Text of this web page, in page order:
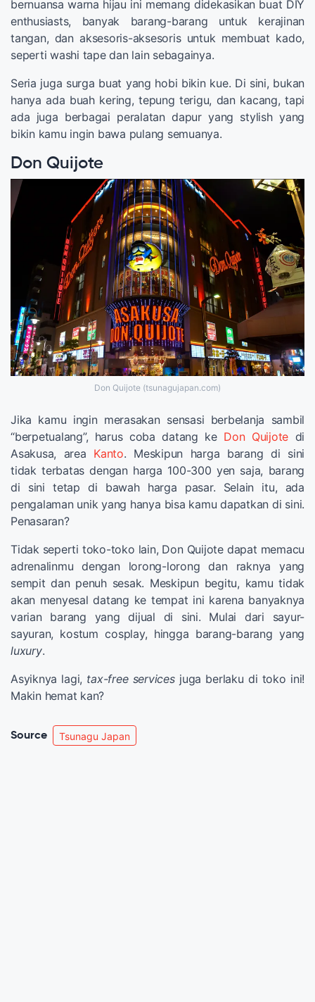
bernuansa warna hijau ini memang didekasikan buat DIY
enthusiasts, banyak barang-barang untuk kerajinan
tangan, dan aksesoris-aksesoris untuk membuat kado,
seperti washi tape dan lain sebagainya.
Seria juga surga buat yang hobi bikin kue. Di sini, bukan
hanya ada buah kering, tepung terigu, dan kacang, tapi
ada juga berbagai peralatan dapur yang stylish yang
bikin kamu ingin bawa pulang semuanya.
Don Quijote
Don Quijote (tsunagujapan.com)
Jika kamu ingin merasakan sensasi berbelanja sambil
“berpetualang”, harus coba datang ke Don Quijote di
Asakusa, area Kanto. Meskipun harga barang di sini
tidak terbatas dengan harga 100-300 yen saja, barang
di sini tetap di bawah harga pasar. Selain itu, ada
pengalaman unik yang hanya bisa kamu dapatkan di sini.
Penasaran?
Tidak seperti toko-toko lain, Don Quijote dapat memacu
adrenalinmu dengan lorong-lorong dan raknya yang
sempit dan penuh sesak. Meskipun begitu, kamu tidak
akan menyesal datang ke tempat ini karena banyaknya
varian barang yang dijual di sini. Mulai dari sayur-
sayuran, kostum cosplay, hingga barang-barang yang
luxury.
Asyiknya lagi, tax-free servicesjuga berlaku di toko ini!
Makin hemat kan?
Source Tsunagu Japan